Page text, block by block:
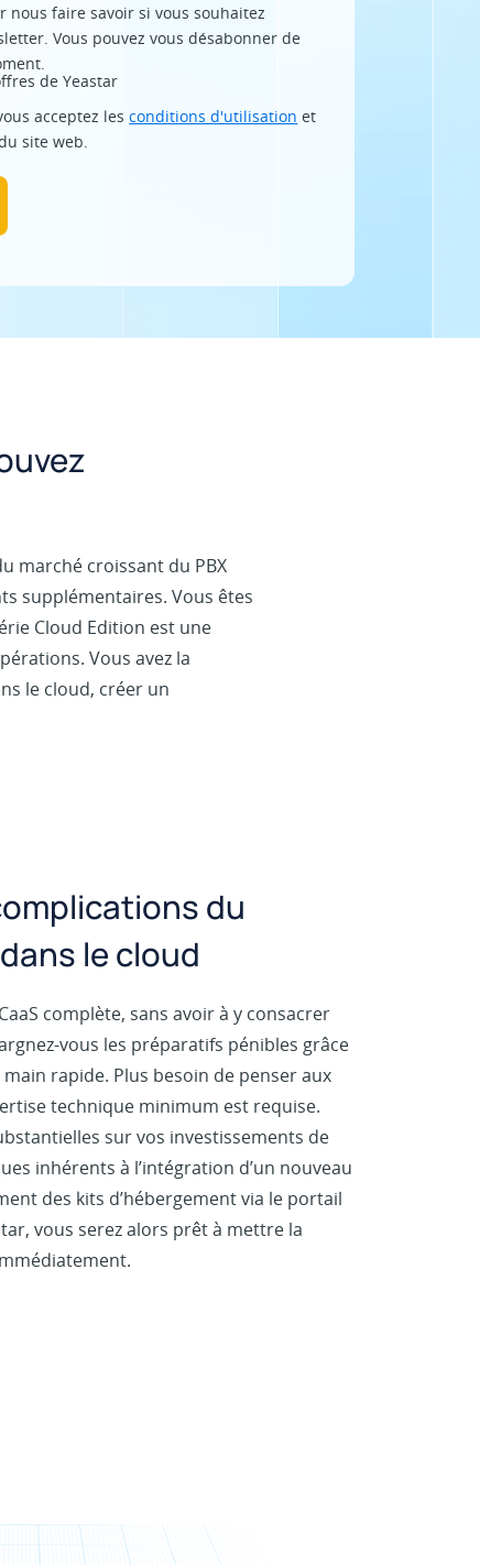
nous faire savoir si vous souhaitez
Vous pouvez vous désabonner de
de Yeastar
acceptez lesconditions d'utilisation et
site web.
marché croissant du PBX
supplémentaires. Vous êtes
Cloud Edition est une
Vous avez la
le cloud, créer un
du
le cloud
complète, sans avoir à y consacrer
vous les préparatifs pénibles grâce
rapide. Plus besoin de penser aux
technique minimum est requise.
sur vos investissements de
inhérents à l’intégration d’un nouveau
des kits d’hébergement via le portail
vous serez alors prêt à mettre la